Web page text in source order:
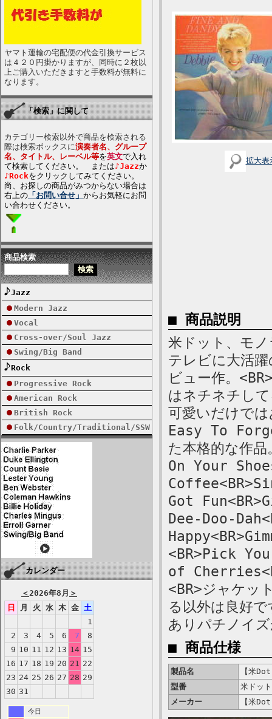
ヤマト運輸の宅配便の代金引換サービス
は４２０円掛かりますが、同時に２枚以
上ご購入いただきますと手数料が無料に
なります。
「検索」に関して
カテゴリー検索以外で商品を検索される
際は検索ボックスに演奏者名、グループ
名、タイトル、レーベル等を英文で入れ
て検索してください。 または♪Jazzか
♪Rockをクリックしてみてください。
尚、お探しの商品がみつからない場合は
右上の 「お問い合せ」 からお気軽にお問
い合わせください。
商品検索
Jazz
Modern Jazz
Vocal
Cross-over/Soul Jazz
Swing/Big Band
Rock
Progressive Rock
American Rock
British Rock
Folk/Country/Traditional/SSW
カレンダー
＜2026年8月 ＞
日
月 火 水 木 金 土
1
2
3 4 5 6 7
8
9 10 11 12 13 14 15
16 17 18 19 20 21 22
23 24 25 26 27 28 29
30 31
今日
拡大表
■ 商品説明
米ドット、モノ
テレビに大活
ビュー作。
はネチネチし
可愛いだけで
Easy To
た本格的な作
On Your
Got
Dee-Doo-
<BR>Pick
of
<BR>ジャケッ
る以外は良好
ありパチノイ
■ 商品仕様
製品名
【米
型番
米ドッ
メーカー
【米